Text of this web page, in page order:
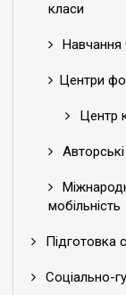
класи
Навчання
Центри
Центр
мобільність
Підготовка
Соціально-